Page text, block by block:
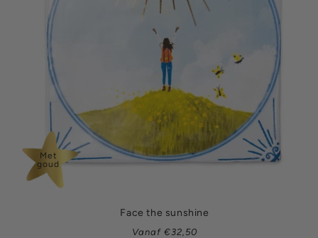
Met
goud
Face the sunshine
Normale
Vanaf €32,50